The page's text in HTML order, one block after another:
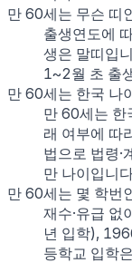
만 60세는 무슨 띠
출생연도에
생은 말띠입
1~2월 초 출
만 60세는 한국 나
만 60세는 한
래 여부에 따
법으로 법령·
만 나이입니
만 60세는 몇 학번
재수·유급
년 입학),
등학교 입학